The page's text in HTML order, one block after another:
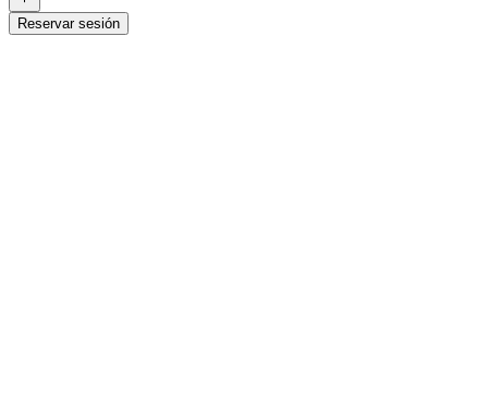
Reservar sesión